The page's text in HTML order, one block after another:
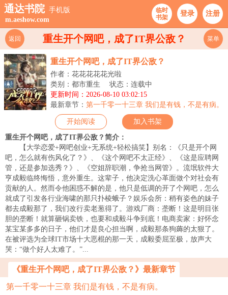
通达书院 手机版
m.aeshow.com
临时
书架
登录 注册
重生开个网吧，成了IT界公敌？
返回 菜单
重生开个网吧，成了IT界公敌？
作者：花花花花花光啦
类别：都市重生
状态：连载中
更新时间：2026-08-10 03:02:15
最新章节： 第一千零一十三章 我们是有钱，不是有病。
开始阅读 加入书架
重生开个网吧，成了IT界公敌？简介：
【大学恋爱+网吧创业+无系统+轻松搞笑】别名：《只是开个网
吧，怎么就有伤风化了？》、《这个网吧不太正经》、《这是应聘网
管，还是参加选秀？》、《空姐辞职潮，争抢当网管》。流氓软件大
亨成毅临终悔悟，意外重生。这辈子，他决定洗心革面做个对社会有
贡献的人。然而令他困惑不解的是，他只是低调的开了个网吧，怎么
就成了引发各行业海啸的那只扑棱蛾子？娱乐会所：稍有姿色的妹子
都去成毅那了，我们改行卖老葱得了。游戏厂商：垄断！这是明目张
胆的垄断！就算砸锅卖铁，也要和成毅斗争到底！电商卖家：好怀念
某宝某多多的日子，他们才是良心担当啊，成毅那条狗薅的太狠了。
在被评选为全球IT市场十大恶棍的那一天，成毅委屈至极，放声大
哭：“做个好人太难了。”...
《重生开个网吧，成了IT界公敌？》最新章节
第一千零一十三章 我们是有钱，不是有病。